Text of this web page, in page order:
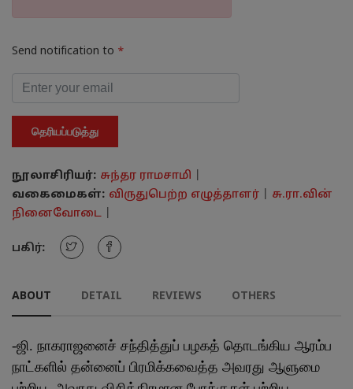
Send notification to *
தெரியப்படுத்து
நூலாசிரியர்: சுந்தர ராமசாமி
வகைமைகள்: விருதுபெற்ற எழுத்தாளர்
சு.ரா.வின்
நினைவோடை
பகிர்:
ABOUT DETAIL REVIEWS OTHERS
-ஜி. நாகராஜனைச் சந்தித்துப் பழகத் தொடங்கிய ஆரம்ப
நாட்களில் தன்னைப் பிரமிக்கவைத்த அவரது ஆளுமை